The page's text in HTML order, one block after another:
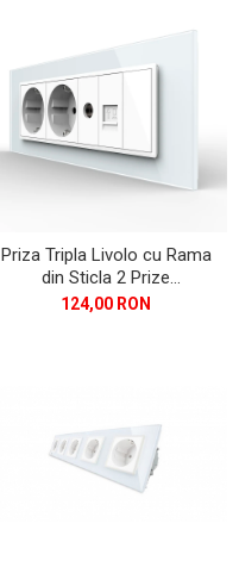
Priza Tripla Livolo cu Rama
din Sticla 2 Prize
Schuko+TV/internet,
124,00 RON